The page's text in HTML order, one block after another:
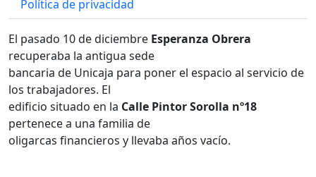
Política de privacidad
El pasado 10 de diciembre Esperanza Obrera
recuperaba la antigua sede
bancaria de Unicaja para poner el espacio al servicio de
los trabajadores. El
edificio situado en la Calle Pintor Sorolla nº18
pertenece a una familia de
oligarcas financieros y llevaba años vacío.